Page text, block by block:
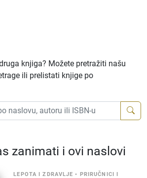
knjiga? Možete pretražiti našu
ili prelistati knjige po
zanimati i ovi naslovi
LEPOTA I ZDRAVLJE • PRIRUČNICI I